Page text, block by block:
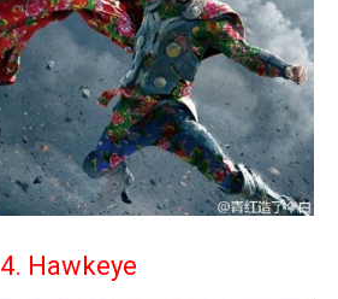
4. Hawkeye